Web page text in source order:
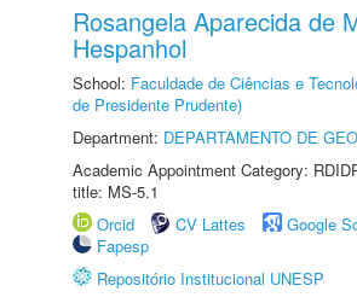
Rosangela Aparecida de
Hespanhol
School: Faculdade de Ciências e
de Presidente Prudente)
Department: DEPARTAMENTO DE
Academic Appointment Category:
title: MS-5.1
Orcid
CV Lattes
Google
Fapesp
Repositório Institucional UNESP